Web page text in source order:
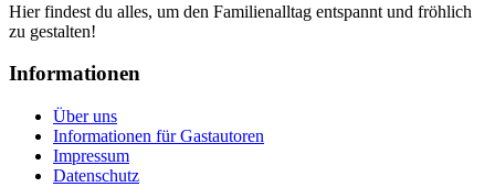
Hier findest du alles, um den Familienalltag entspannt und fröhlich
zu gestalten!
Informationen
Über uns
Informationen für Gastautoren
Impressum
Datenschutz